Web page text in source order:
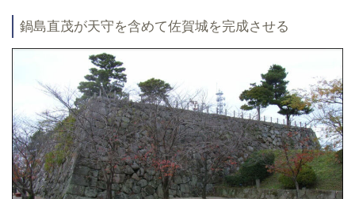
鍋島直茂が天守を含めて佐賀城を完成させる